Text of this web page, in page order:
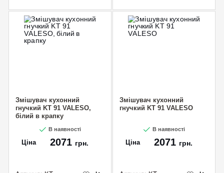
Змішувач кухонний
гнучкий KT 91 VALESO,
білий в крапку
В наявності
Ціна 2071 грн.
Змішувач кухонний
гнучкий KT 91 VALESO
В наявності
Ціна 2071 грн.